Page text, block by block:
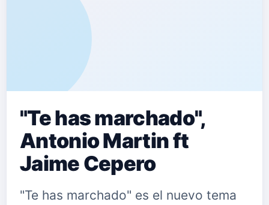
"Te has marchado",
Antonio Martin ft
Jaime Cepero
"Te has marchado" es el nuevo tema